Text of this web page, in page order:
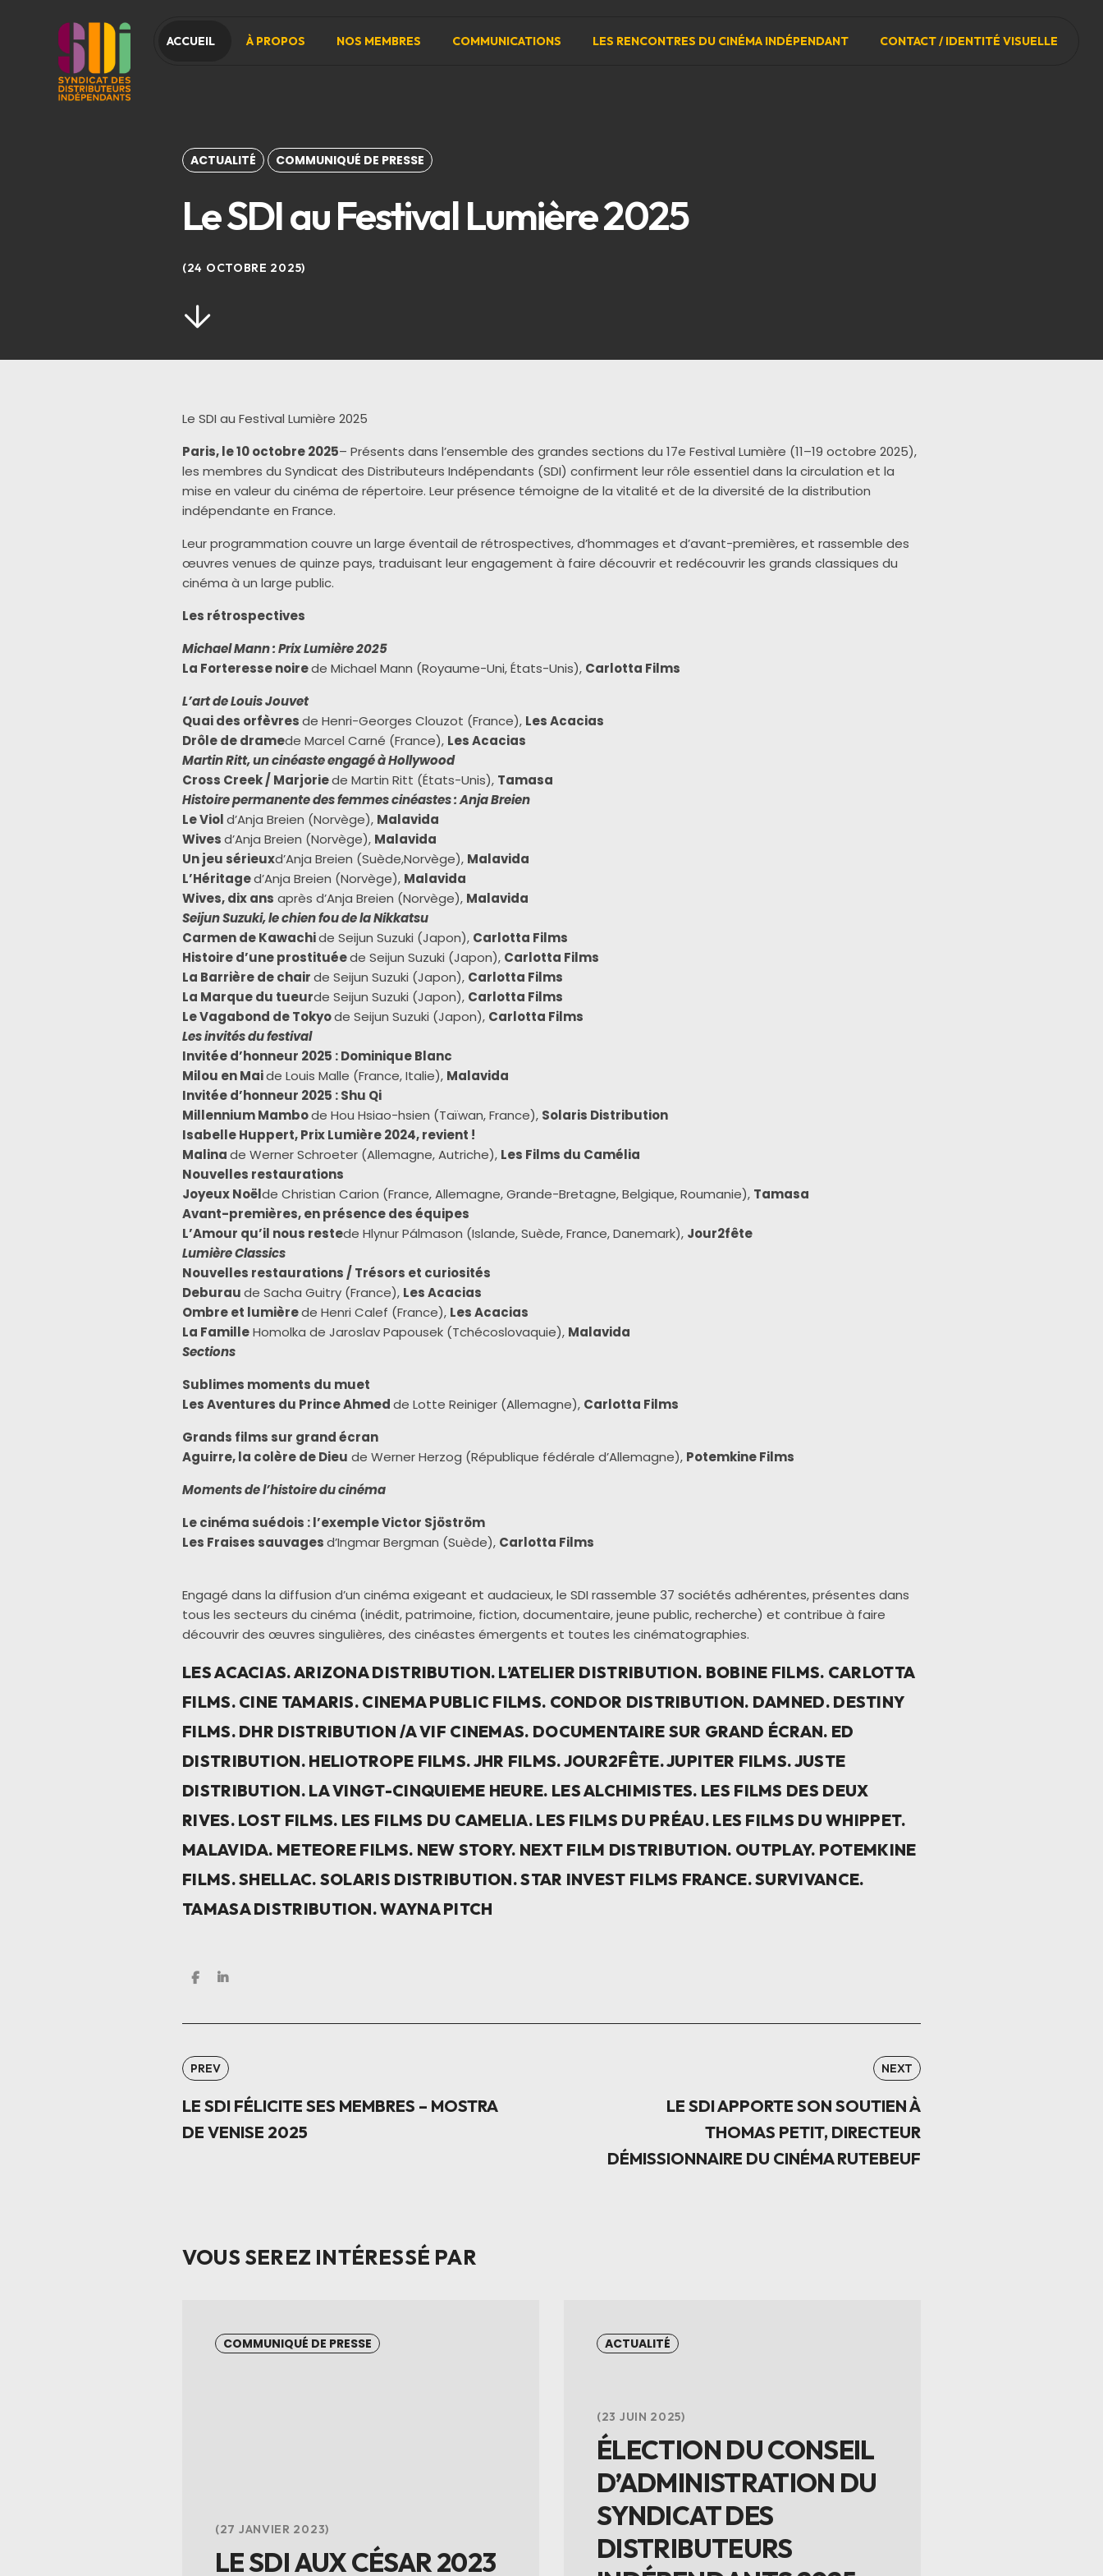
ACCUEIL À PROPOS NOS MEMBRES COMMUNICATIONS LES RENCONTRES DU CINÉMA INDÉPENDANT CONTACT / IDENTITÉ VISUELLE
ACTUALITÉ COMMUNIQUÉ DE PRESSE
Le SDI au Festival Lumière 2025
24 OCTOBRE 2025
Le SDI au Festival Lumière 2025
Paris, le 10 octobre 2025– Présents dans l’ensemble des grandes sections du 17e Festival Lumière (11–19 octobre 2025),
les membres du Syndicat des Distributeurs Indépendants (SDI) confirment leur rôle essentiel dans la circulation et la
mise en valeur du cinéma de répertoire. Leur présence témoigne de la vitalité et de la diversité de la distribution
indépendante en France.
Leur programmation couvre un large éventail de rétrospectives, d’hommages et d’avant-premières, et rassemble des
œuvres venues de quinze pays, traduisant leur engagement à faire découvrir et redécouvrir les grands classiques du
cinéma à un large public.
Les rétrospectives
Michael Mann : Prix Lumière 2025
La Forteresse noirede Michael Mann (Royaume-Uni, États-Unis), Carlotta Films
L’art de Louis Jouvet
Quai des orfèvresde Henri-Georges Clouzot (France), Les Acacias
Drôle de dramede Marcel Carné (France), Les Acacias
Martin Ritt, un cinéaste engagé à Hollywood
Cross Creek / Marjoriede Martin Ritt (États-Unis), Tamasa
Histoire permanente des femmes cinéastes : Anja Breien
Le Viold’Anja Breien (Norvège), Malavida
Wivesd’Anja Breien (Norvège), Malavida
Un jeu sérieuxd’Anja Breien (Suède,Norvège), Malavida
L’Héritaged’Anja Breien (Norvège), Malavida
Wives, dix ans après d’Anja Breien (Norvège), Malavida
Seijun Suzuki, le chien fou de la Nikkatsu
Carmen de Kawachide Seijun Suzuki (Japon), Carlotta Films
Histoire d’une prostituéede Seijun Suzuki (Japon), Carlotta Films
La Barrière de chairde Seijun Suzuki (Japon), Carlotta Films
La Marque du tueurde Seijun Suzuki (Japon), Carlotta Films
Le Vagabond de Tokyode Seijun Suzuki (Japon), Carlotta Films
Les invités du festival
Invitée d’honneur 2025 : Dominique Blanc
Milou en Maide Louis Malle (France, Italie), Malavida
Invitée d’honneur 2025 : Shu Qi
Millennium Mambode Hou Hsiao-hsien (Taïwan, France), Solaris Distribution
Isabelle Huppert, Prix Lumière 2024, revient !
Malinade Werner Schroeter (Allemagne, Autriche), Les Films du Camélia
Nouvelles restaurations
Joyeux Noëlde Christian Carion (France, Allemagne, Grande-Bretagne, Belgique, Roumanie), Tamasa
Avant-premières, en présence des équipes
L’Amour qu’il nous restede Hlynur Pálmason (Islande, Suède, France, Danemark), Jour2fête
Lumière Classics
Nouvelles restaurations / Trésors et curiosités
Deburaude Sacha Guitry (France), Les Acacias
Ombre et lumièrede Henri Calef (France), Les Acacias
La FamilleHomolka de Jaroslav Papousek (Tchécoslovaquie), Malavida
Sections
Sublimes moments du muet
Les Aventures du Prince Ahmedde Lotte Reiniger (Allemagne), Carlotta Films
Grands films sur grand écran
Aguirre, la colère de Dieu de Werner Herzog (République fédérale d’Allemagne), Potemkine Films
Moments de l’histoire du cinéma
Le cinéma suédois : l’exemple Victor Sjöström
Les Fraises sauvagesd’Ingmar Bergman (Suède), Carlotta Films
Engagé dans la diffusion d’un cinéma exigeant et audacieux, le SDI rassemble 37 sociétés adhérentes, présentes dans
tous les secteurs du cinéma (inédit, patrimoine, fiction, documentaire, jeune public, recherche) et contribue à faire
découvrir des œuvres singulières, des cinéastes émergents et toutes les cinématographies.
LES ACACIAS. ARIZONA DISTRIBUTION. L’ATELIER DISTRIBUTION. BOBINE FILMS. CARLOTTA
FILMS. CINE TAMARIS. CINEMA PUBLIC FILMS. CONDOR DISTRIBUTION. DAMNED. DESTINY
FILMS. DHR DISTRIBUTION /A VIF CINEMAS. DOCUMENTAIRE SUR GRAND ÉCRAN. ED
DISTRIBUTION. HELIOTROPE FILMS. JHR FILMS. JOUR2FÊTE. JUPITER FILMS. JUSTE
DISTRIBUTION. LA VINGT-CINQUIEME HEURE. LES ALCHIMISTES. LES FILMS DES DEUX
RIVES. LOST FILMS. LES FILMS DU CAMELIA. LES FILMS DU PRÉAU. LES FILMS DU WHIPPET.
MALAVIDA. METEORE FILMS. NEW STORY. NEXT FILM DISTRIBUTION. OUTPLAY. POTEMKINE
FILMS. SHELLAC. SOLARIS DISTRIBUTION. STAR INVEST FILMS FRANCE. SURVIVANCE.
TAMASA DISTRIBUTION. WAYNA PITCH
PREV
LE SDI FÉLICITE SES MEMBRES – MOSTRA
DE VENISE 2025
NEXT
LE SDI APPORTE SON SOUTIEN À
THOMAS PETIT, DIRECTEUR
DÉMISSIONNAIRE DU CINÉMA RUTEBEUF
VOUS SEREZ INTÉRESSÉ PAR
COMMUNIQUÉ DE PRESSE
27 JANVIER 2023
LE SDI AUX CÉSAR 2023
ACTUALITÉ
23 JUIN 2025
ÉLECTION DU CONSEIL
D’ADMINISTRATION DU
SYNDICAT DES
DISTRIBUTEURS